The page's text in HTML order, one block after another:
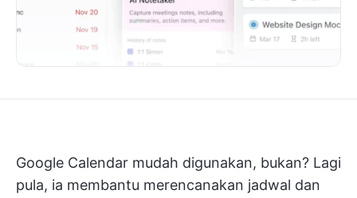
Google Calendar mudah digunakan, bukan? Lagi
pula, ia membantu merencanakan jadwal dan